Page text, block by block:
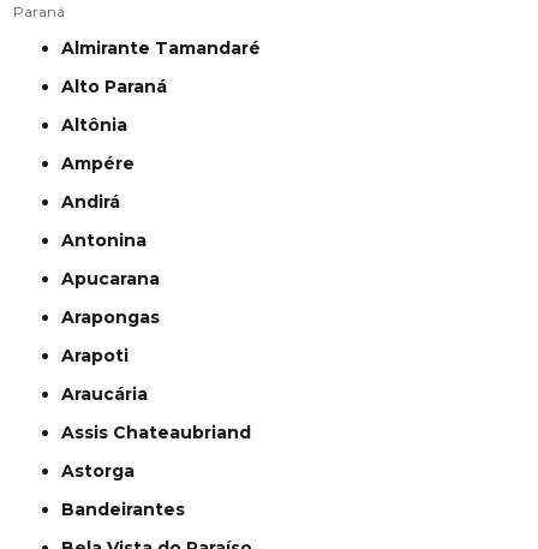
Paraná
Almirante Tamandaré
Alto Paraná
Altônia
Ampére
Andirá
Antonina
Apucarana
Arapongas
Arapoti
Araucária
Assis Chateaubriand
Astorga
Bandeirantes